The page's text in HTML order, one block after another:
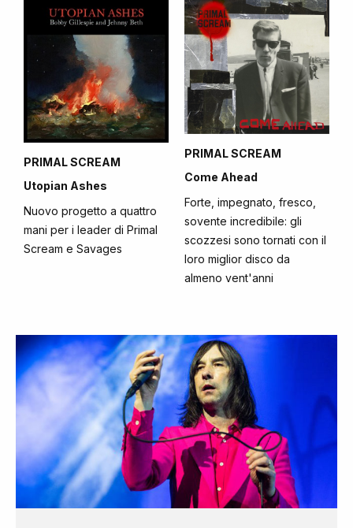
PRIMAL SCREAM
Utopian Ashes
Nuovo progetto a quattro
mani per i leader di Primal
Scream e Savages
PRIMAL SCREAM
Come Ahead
Forte, impegnato, fresco,
sovente incredibile: gli
scozzesi sono tornati con il
loro miglior disco da
almeno vent'anni